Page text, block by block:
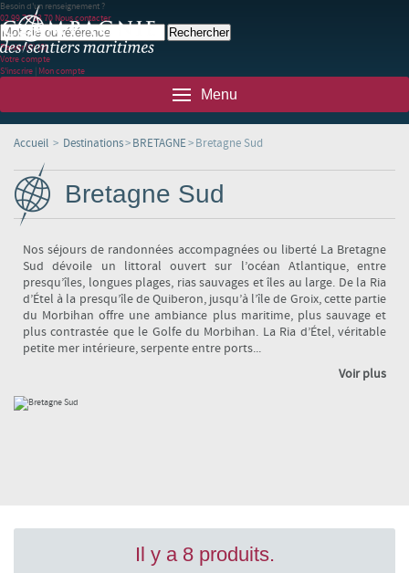
Besoin d'un renseignement ?
02 99 78 83 70 Nous contacter
Panier(0)(0)
Votre compte
S'inscrire | Mon compte
Menu
Accueil > Destinations>BRETAGNE>Bretagne Sud
Bretagne Sud
Nos séjours de randonnées accompagnées ou liberté La Bretagne
Sud dévoile un littoral ouvert sur l’océan Atlantique, entre
presqu’îles, longues plages, rias sauvages et îles au large. De la Ria
d’Étel à la presqu’île de Quiberon, jusqu’à l’île de Groix, cette partie
du Morbihan offre une ambiance plus maritime, plus sauvage et
plus contrastée que le Golfe du Morbihan. La Ria d’Étel, véritable
petite mer intérieure, serpente entre ports...
Voir plus
Il y a 8 produits.